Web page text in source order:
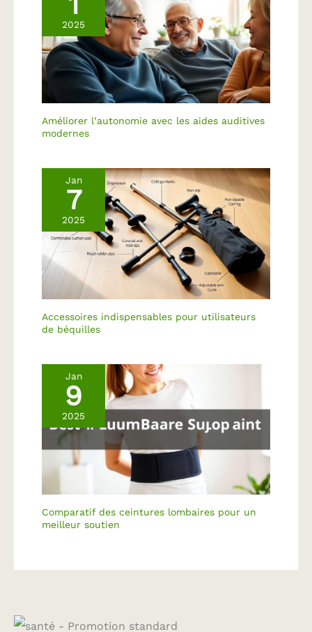
2025
Améliorer l’autonomie avec les aides auditives
modernes
Jan
7
2025
Accessoires indispensables pour utilisateurs
de béquilles
Jan
9
2025
Comparatif des ceintures lombaires pour un
meilleur soutien